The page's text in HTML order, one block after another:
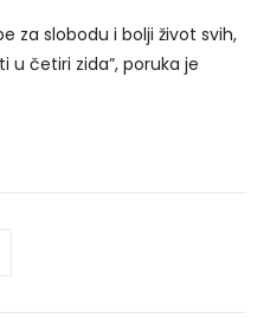
za slobodu i bolji život svih,
u četiri zida”, poruka je